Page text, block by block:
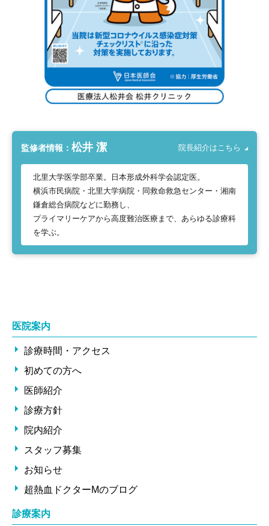
監修者情報： 松井 潔 院長紹介はこちら
北里大学医学部卒業。日本形成外科学会認定医。
横浜市民病院・北里大学病院・同救命救急センター・湘南
鎌倉総合病院などに勤務し、
プライマリーケアから高度難治医療まで、あらゆる診療科
を学ぶ。
医院案内
診療時間・アクセス
初めての方へ
医師紹介
診療方針
院内紹介
スタッフ募集
お知らせ
超熱血ドクターMのブログ
診療案内